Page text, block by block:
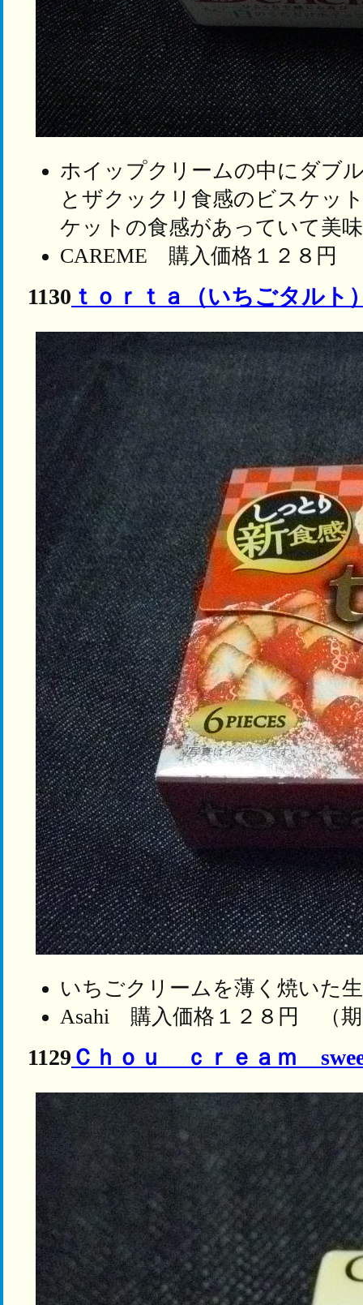
ホイップクリームの中にダブ
とザクックリ食感のビスケッ
ケットの食感があっていて美
CAREME 購入価格１２８円
1130 ｔｏｒｔａ（いちごタルト
いちごクリームを薄く焼いた
Asahi 購入価格１２８円 （期
1129 Ｃｈｏｕ ｃｒｅａｍ